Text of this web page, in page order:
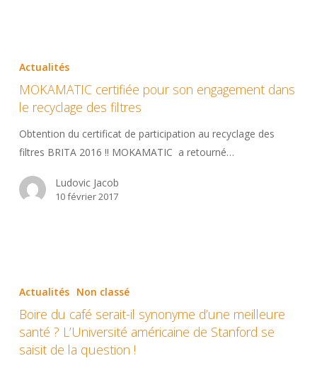
son
engagement
dans
le
des
Actualités
MOKAMATIC certifiée pour son engagement dans
le recyclage des filtres
Obtention du certificat de participation au recyclage des
filtres BRITA 2016 !! MOKAMATIC a retourné…
Ludovic Jacob
10 février 2017
serait-
il
synonyme
Actualités Non classé
Boire du café serait-il synonyme d’une meilleure
santé ? L’Université américaine de Stanford se
saisit de la question !